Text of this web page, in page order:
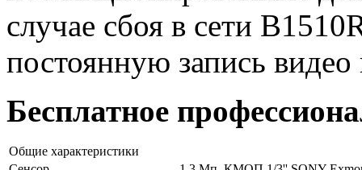
случае сбоя в сети
постоянную запись
Бесплатное
Общие характеристики